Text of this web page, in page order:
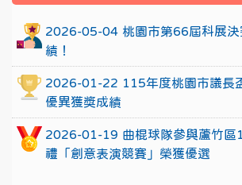
2026-05-04 桃園市第66屆科展決
績！
2026-01-22 115年度桃園市議長
優異獲獎成績
2026-01-19 曲棍球隊參與蘆竹區
禮「創意表演競賽」榮獲優選